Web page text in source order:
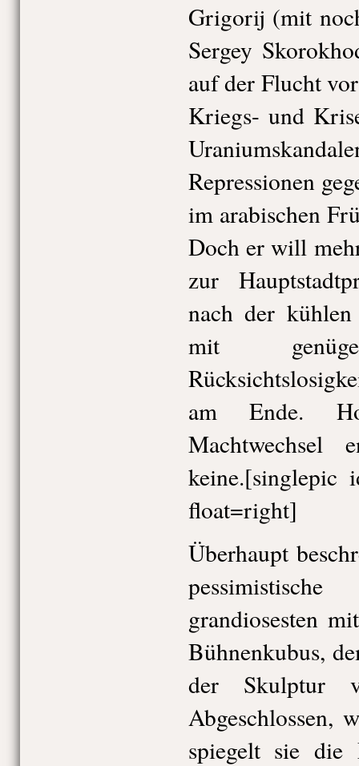
Grigorij (mit
Sergey
auf der Flucht
Kriegs- und
Repressionen
im arabischen
Doch er will
zur
nach der
mit
am Ende.
Machtwechsel
keine.[singlepic
float=right]
Überhaupt
grandiosesten
Bühnenkubus,
der Skulptur
Abgeschlossen,
spiegelt sie